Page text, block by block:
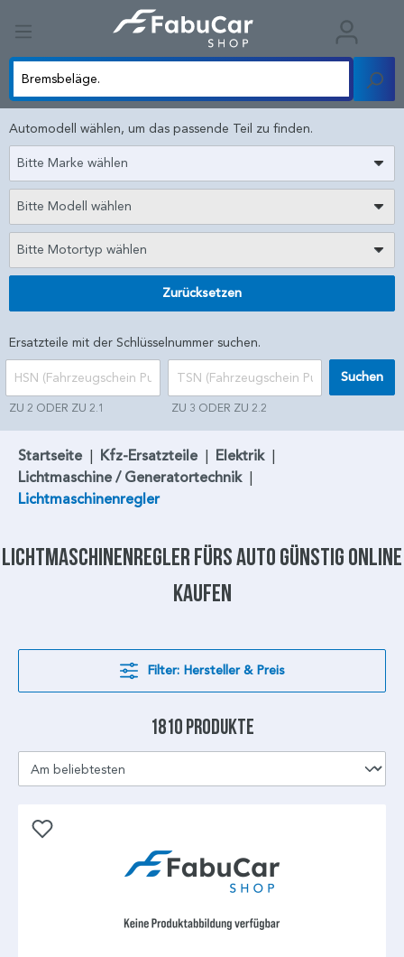
Automodell wählen, um das passende Teil zu finden.
Bitte Marke wählen
Bitte Modell wählen
Bitte Motortyp wählen
Zurücksetzen
Ersatzteile mit der Schlüsselnummer suchen.
ZU 2 ODER ZU 2.1 ZU 3 ODER ZU 2.2
Suchen
Startseite | Kfz-Ersatzteile | Elektrik |
Lichtmaschine / Generatortechnik |
Lichtmaschinenregler
Lichtmaschinenregler fürs Auto günstig online
kaufen
Filter: Hersteller & Preis
1810 Produkte